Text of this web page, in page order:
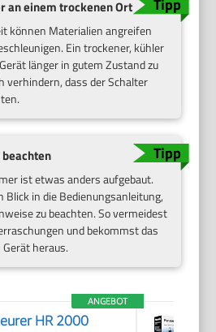
an einem trockenen Ort
können Materialien angreifen
Ein trockener, kühler
länger in gutem Zustand zu
verhindern, dass der Schalter
ist etwas anders aufgebaut.
Blick in die Bedienungsanleitung,
zu beachten. So vermeidest
und bekommst das
heraus.
ANGEBOT
HR 2000